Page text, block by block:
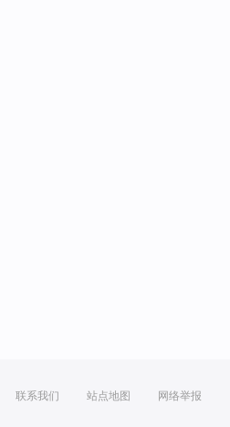
联系我们 站点地图 网络举报